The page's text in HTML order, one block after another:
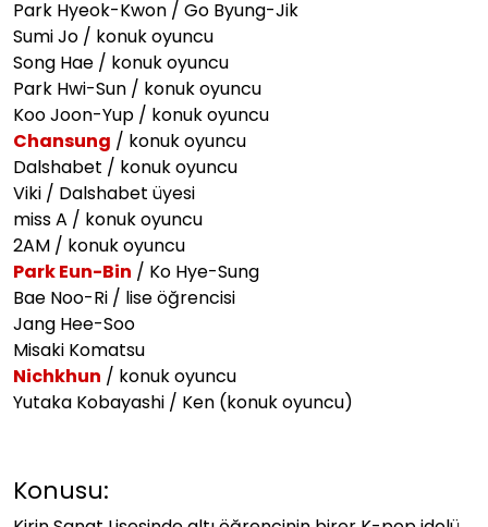
Park Hyeok-Kwon / Go Byung-Jik
Sumi Jo / konuk oyuncu
Song Hae / konuk oyuncu
Park Hwi-Sun / konuk oyuncu
Koo Joon-Yup / konuk oyuncu
Chansung / konuk oyuncu
Dalshabet / konuk oyuncu
Viki / Dalshabet üyesi
miss A / konuk oyuncu
2AM / konuk oyuncu
Park Eun-Bin / Ko Hye-Sung
Bae Noo-Ri / lise öğrencisi
Jang Hee-Soo
Misaki Komatsu
Nichkhun / konuk oyuncu
Yutaka Kobayashi / Ken (konuk oyuncu)
Konusu: